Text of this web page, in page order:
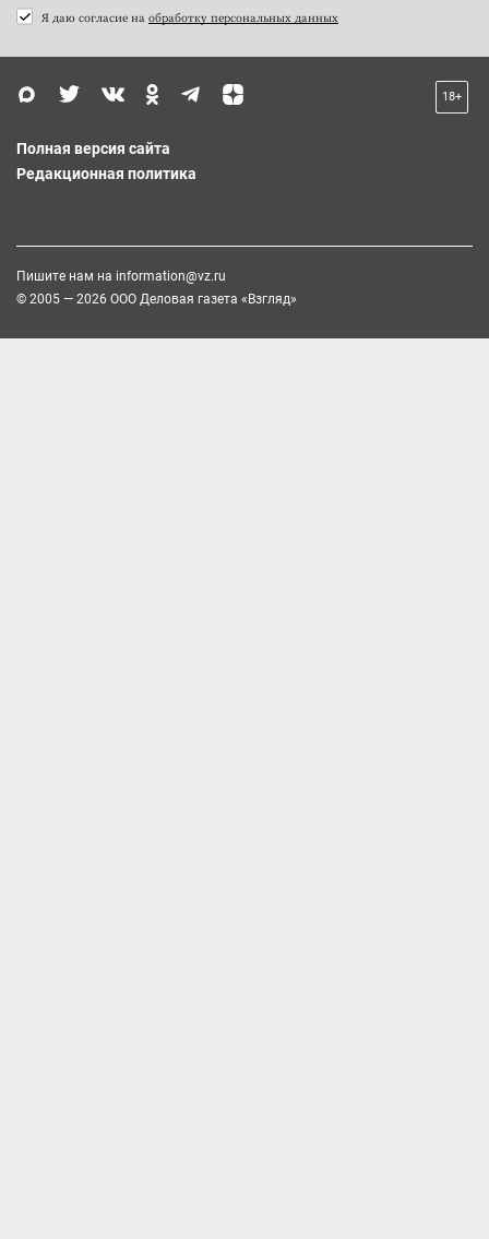
Я даю согласие на обработку персональных данных
18+
Полная версия сайта
Редакционная политика
Пишите нам на information@vz.ru
© 2005 — 2026 ООО Деловая газета «Взгляд»